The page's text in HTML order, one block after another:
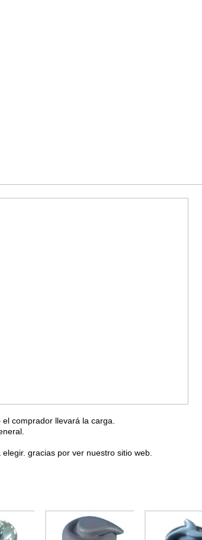
comprador llevará la carga.
gracias por ver nuestro sitio web.